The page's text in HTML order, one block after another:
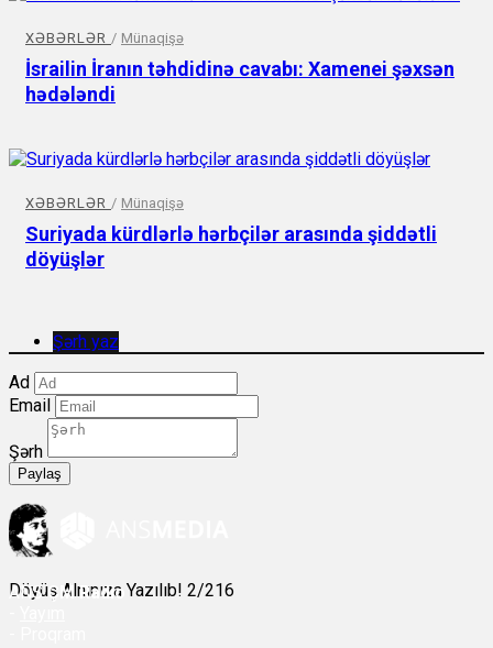
XƏBƏRLƏR / Münaqişə
İsrailin İranın təhdidinə cavabı: Xamenei şəxsən
hədələndi
XƏBƏRLƏR / Münaqişə
Suriyada kürdlərlə hərbçilər arasında şiddətli
döyüşlər
Şərh yaz
Ad
Email
Şərh
Paylaş
Döyüş Alnınıza Yazılıb! 2/216
ANSÇM Radio